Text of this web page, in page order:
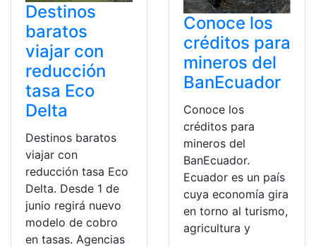
Destinos
baratos
viajar con
reducción
tasa Eco
Delta
Destinos baratos
viajar con
reducción tasa Eco
Delta. Desde 1 de
junio regirá nuevo
modelo de cobro
en tasas. Agencias
Conoce los
créditos para
mineros del
BanEcuador
Conoce los
créditos para
mineros del
BanEcuador.
Ecuador es un país
cuya economía gira
en torno al turismo,
agricultura y